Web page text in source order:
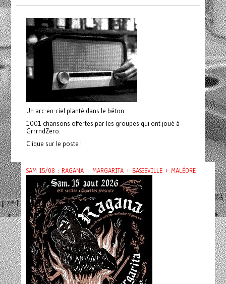
Un arc-en-ciel planté dans le béton.
1001 chansons offertes par les groupes qui ont joué à
GrrrndZero.
Clique sur le poste !
SAM 15/08 : RAGANA + MARGARITA + BASSEVILLE + MALÉORE